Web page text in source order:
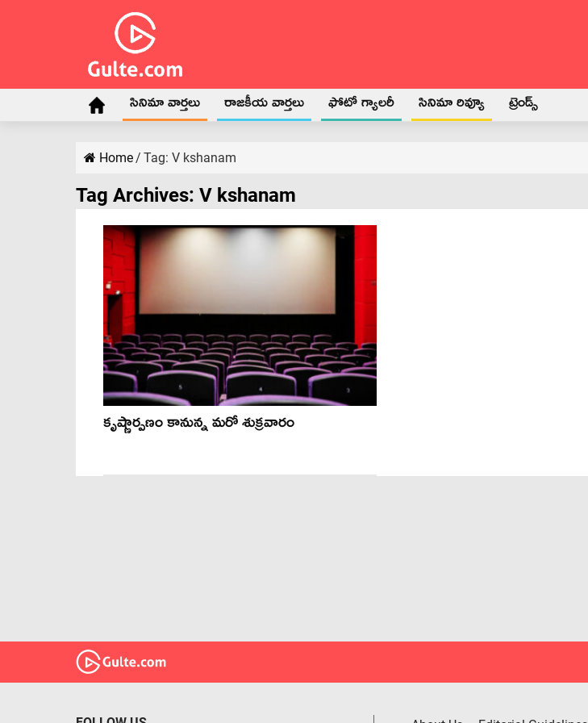
సినిమా వార్తలు రాజకీయ వార్తలు ఫోటో గ్యాలరీ సినిమా రివ్యూ ట్రెండ్స్
Home/ Tag: V kshanam
Tag Archives: V kshanam
కృష్ణార్పణం కానున్న మరో శుక్రవారం